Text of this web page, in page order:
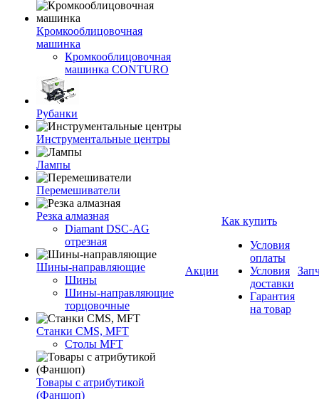
Кромкооблицовочная
машинка
Кромкооблицовочная
машинка CONTURO
Рубанки
Инструментальные центры
Лампы
Перемешиватели
Резка алмазная
Diamant DSC-AG
отрезная
Шины-направляющие
Шины
Шины-направляющие
торцовочные
Станки CMS, MFT
Столы MFT
Товары с атрибутикой
(Фаншоп)
Акции
Как купить
Условия
оплаты
Условия
доставки
Гарантия
на товар